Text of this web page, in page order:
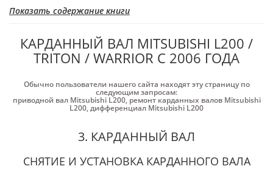
Показать содержание книги
КАРДАННЫЙ ВАЛ MITSUBISHI L200 /
TRITON / WARRIOR С 2006 ГОДА
Обычно пользователи нашего сайта находят эту страницу по
следующим запросам:
приводной вал Mitsubishi L200, ремонт карданных валов Mitsubishi
L200,дифференциал Mitsubishi L200
3. КАРДАННЫЙ ВАЛ
СНЯТИЕ И УСТАНОВКА КАРДАННОГО ВАЛА